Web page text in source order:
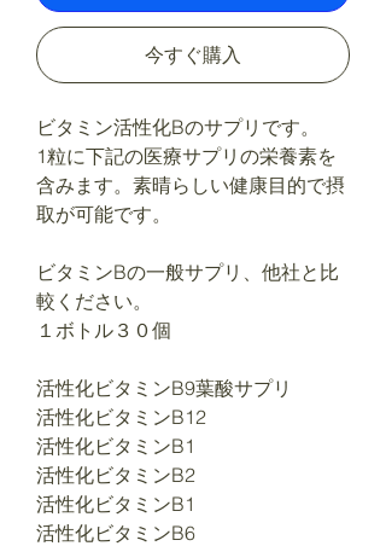
今すぐ購入
ビタミン活性化Bのサプリです。
1粒に下記の医療サプリの栄養素を
含みます。素晴らしい健康目的で摂
取が可能です。
ビタミンBの一般サプリ、他社と比
較ください。
１ボトル３０個
活性化ビタミンB9葉酸サプリ
活性化ビタミンB12
活性化ビタミンB1
活性化ビタミンB2
活性化ビタミンB1
活性化ビタミンB6